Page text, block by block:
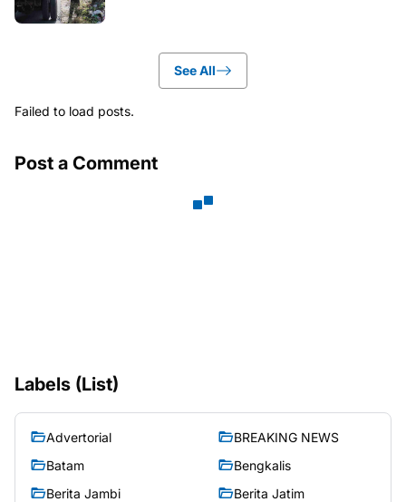
See All
Failed to load posts.
Post a Comment
Labels (List)
Advertorial
BREAKING NEWS
Batam
Bengkalis
Berita Jambi
Berita Jatim